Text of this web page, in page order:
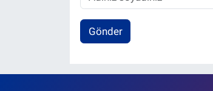
Gönder